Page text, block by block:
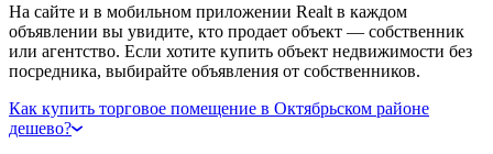
На сайте и в мобильном приложении Realt в каждом
объявлении вы увидите, кто продает объект — собственник
или агентство. Если хотите купить объект недвижимости без
посредника, выбирайте объявления от собственников.
Как купить торговое помещение в Октябрьском районе
дешево?